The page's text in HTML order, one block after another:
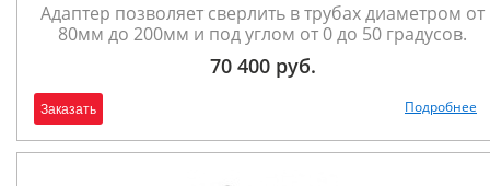
Адаптер позволяет сверлить в трубах диаметром от
80мм до 200мм и под углом от 0 до 50 градусов.
70 400 руб.
Заказать Подробнее